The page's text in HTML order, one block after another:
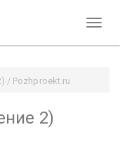
/ Pozhproekt.ru
2)